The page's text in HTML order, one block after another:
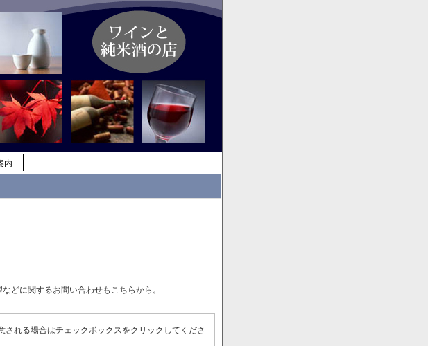
内
どに関するお問い合わせもこちらから。